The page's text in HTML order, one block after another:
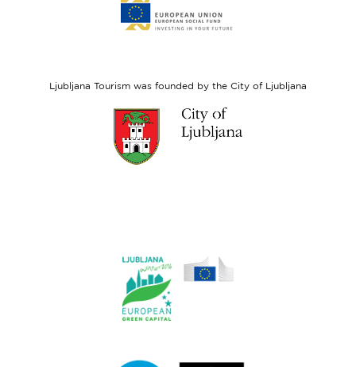
to
website
Ljubljana Tourism was founded by the City of Ljubljana
website